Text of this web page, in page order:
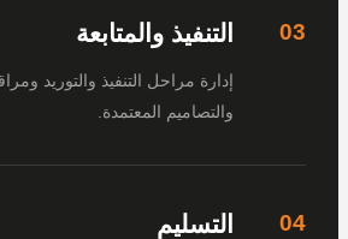
التنفيذ والمتابعة
إدارة مراحل التنفيذ والتوريد ومراقبة
والتصاميم المعتمدة.
التسليم